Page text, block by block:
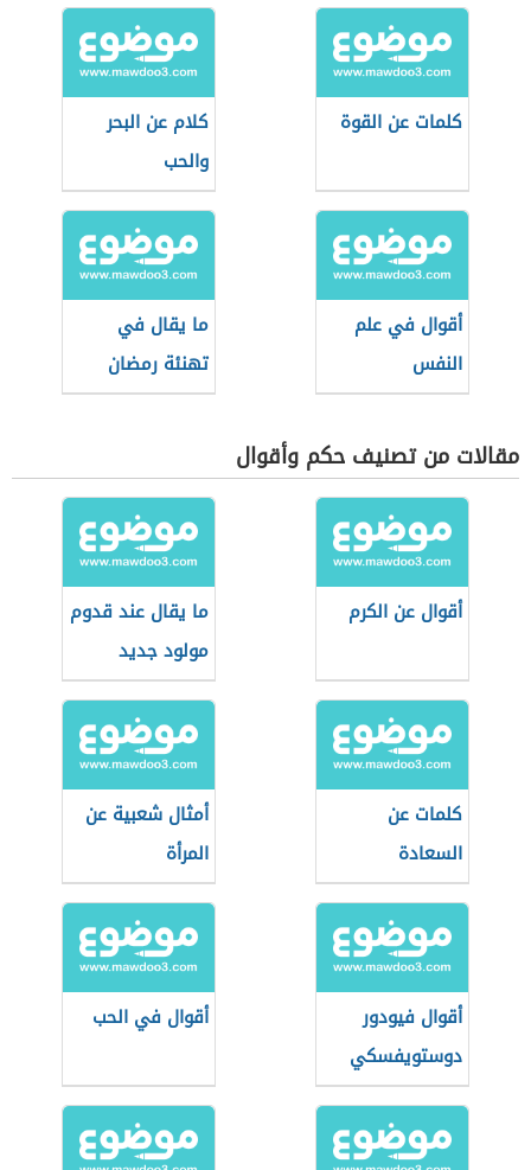
كلمات عن القوة
كلام عن البحر
والحب
أقوال في علم
النفس
ما يقال في
تهنئة رمضان
مقالات من تصنيف حكم وأقوال
أقوال عن الكرم
ما يقال عند قدوم
مولود جديد
كلمات عن
السعادة
أمثال شعبية عن
المرأة
أقوال فيودور
دوستويفسكي
أقوال في الحب